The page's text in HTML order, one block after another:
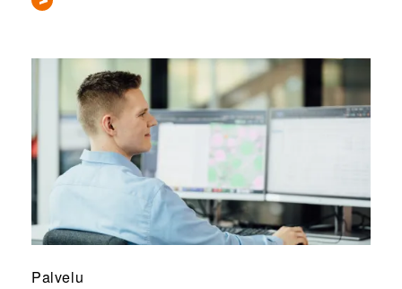
Palvelu